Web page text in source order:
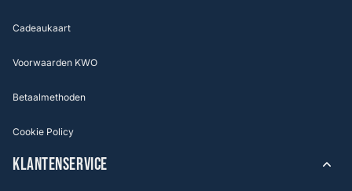
Cadeaukaart
Voorwaarden KWO
Betaalmethoden
Cookie Policy
KLANTENSERVICE